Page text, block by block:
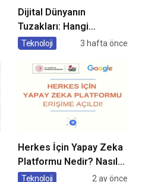
Dijital Dünyanın
Tuzakları: Hangi
Yöntemleri
Teknoloji 3 hafta önce
Herkes İçin Yapay Zeka
Platformu Nedir? Nasıl
Kullanılır?
Teknoloji 2 ay önce